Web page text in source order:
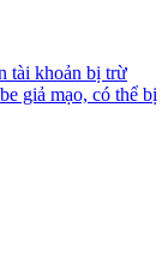
tài khoản bị trừ
giả mạo, có thể bị